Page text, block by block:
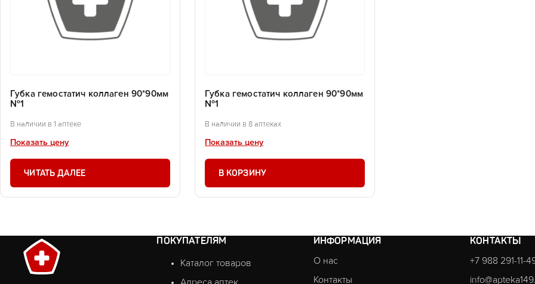
Губка гемостатич коллаген 90*90мм
№1
В наличии в 1 аптеке
Показать цену
ЧИТАТЬ ДАЛЕЕ
Губка гемостатич коллаген 90*90мм
№1
В наличии в 8 аптеках
Показать цену
В КОРЗИНУ
ПОКУПАТЕЛЯМ
Каталог товаров
Адреса аптек
ИНФОРМАЦИЯ
О нас
Контакты
КОНТАКТЫ
+7 988 291-11-